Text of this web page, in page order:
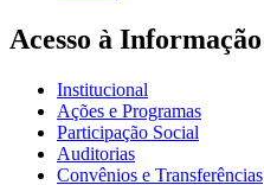
Acesso à Informação
Institucional
Ações e Programas
Participação Social
Auditorias
Convênios e Transferências